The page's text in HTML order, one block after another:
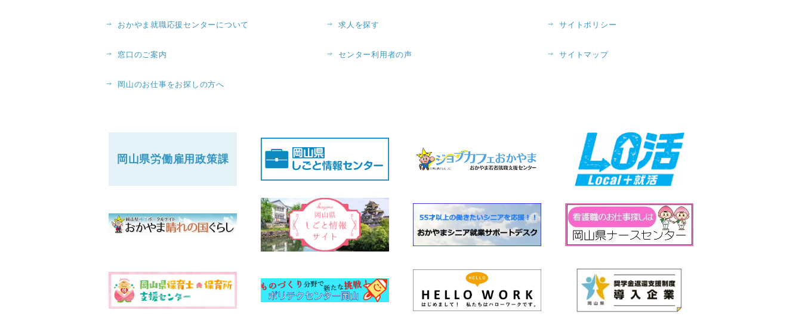
おかやま就職応援センターについて
窓口のご案内
岡山のお仕事をお探しの方へ
求人を探す
センター利用者の声
サイトポリシー
サイトマップ
岡山県労働雇用政策課